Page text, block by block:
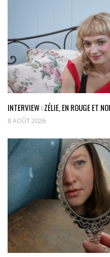
INTERVIEW : ZÉLIE, EN ROUGE ET
8 AOÛT 2026